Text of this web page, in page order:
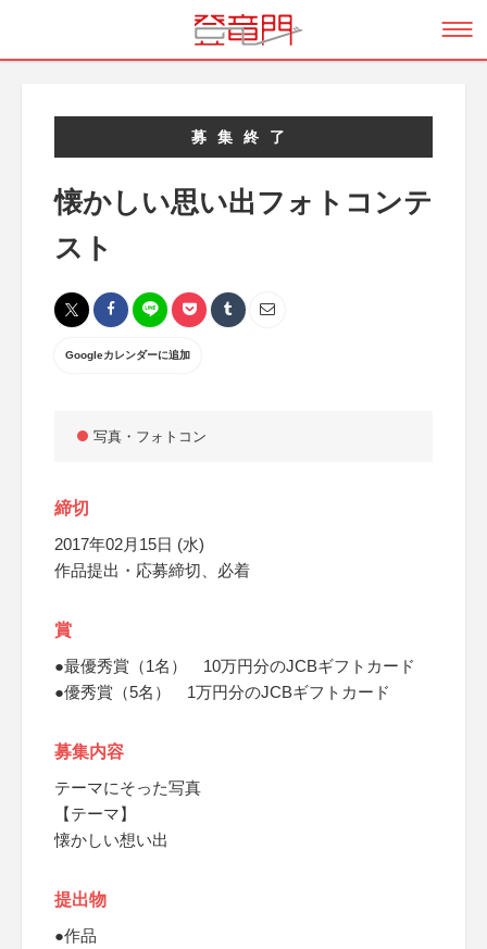
募集終了
懐かしい思い出フォトコンテ
スト
Googleカレンダーに追加
写真・フォトコン
締切
2017年02月15日 (水)
作品提出・応募締切、必着
賞
●最優秀賞（1名） 10万円分のJCBギフトカード
●優秀賞（5名） 1万円分のJCBギフトカード
募集内容
テーマにそった写真
【テーマ】
懐かしい想い出
提出物
●作品